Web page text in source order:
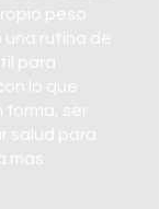
peso
una rutina de
para
lo que
ser
salud para
más